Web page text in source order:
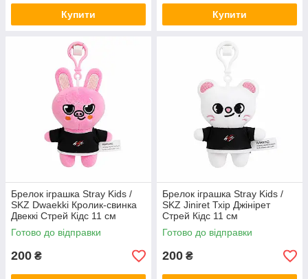
Купити Купити
Брелок іграшка Stray Kids /
SKZ Dwaekki Кролик-свинка
Двеккі Стрей Кідс 11 см
Готово до відправки
200 ₴
Брелок іграшка Stray Kids /
SKZ Jiniret Тхір Джінірет
Стрей Кідс 11 см
Готово до відправки
200 ₴